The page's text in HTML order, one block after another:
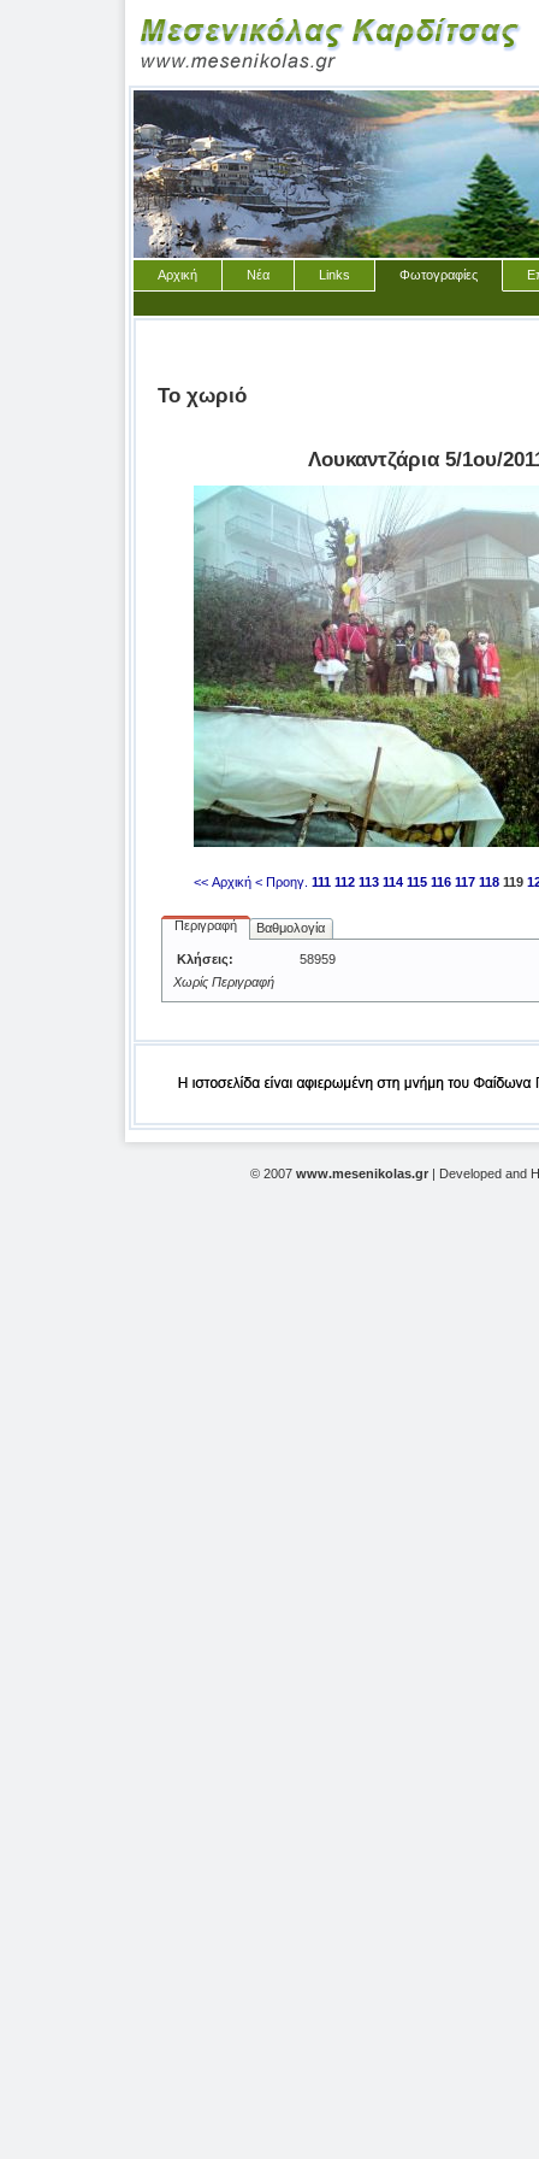
Αρχική Νέα Links Φωτογραφίες
Το χωριό
Λουκαντζάρια 5/1ου/
<< Αρχική < Προηγ. 111 112 113 114 115 116 117 118 119
Περιγραφή Βαθμολογία
Κλήσεις:
58959
Χωρίς Περιγραφή
© 2007 www.mesenikolas.gr | Developed and